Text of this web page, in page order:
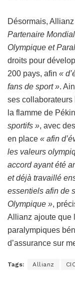
Désormais,
Partenaire
Olympique et
droits pour
200 pays, afin «
fans de sport ».
ses
la flamme de
sportifs », avec
en place « afin
les valeurs
accord ayant été
et déjà travaillé
essentiels afin de
Olympique »,
Allianz ajoute que
paralympiques
d’assurance sur
Tags: Allianz